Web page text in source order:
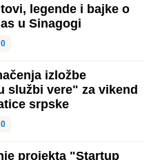
legende i bajke o
u Sinagogi
0
izložbe
službi vere" za vikend
srpske
0
projekta "Startup